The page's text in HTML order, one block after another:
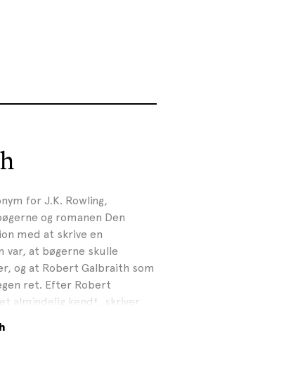
for J.K. Rowling,
og romanen Den
med at skrive en
var, at bøgerne skulle
og at Robert Galbraith som
ret. Efter Robert
almindelig kendt, skriver
bøger, så læserne ved,